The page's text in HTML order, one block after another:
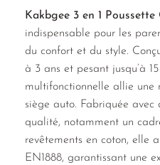
Kakbgee 3 en 1 Poussette
indispensable pour les
du confort et du style.
à 3 ans et pesant jusqu’à
multifonctionnelle allie une
siège auto. Fabriquée avec
qualité, notamment un
revêtements en coton, elle
EN1888, garantissant une